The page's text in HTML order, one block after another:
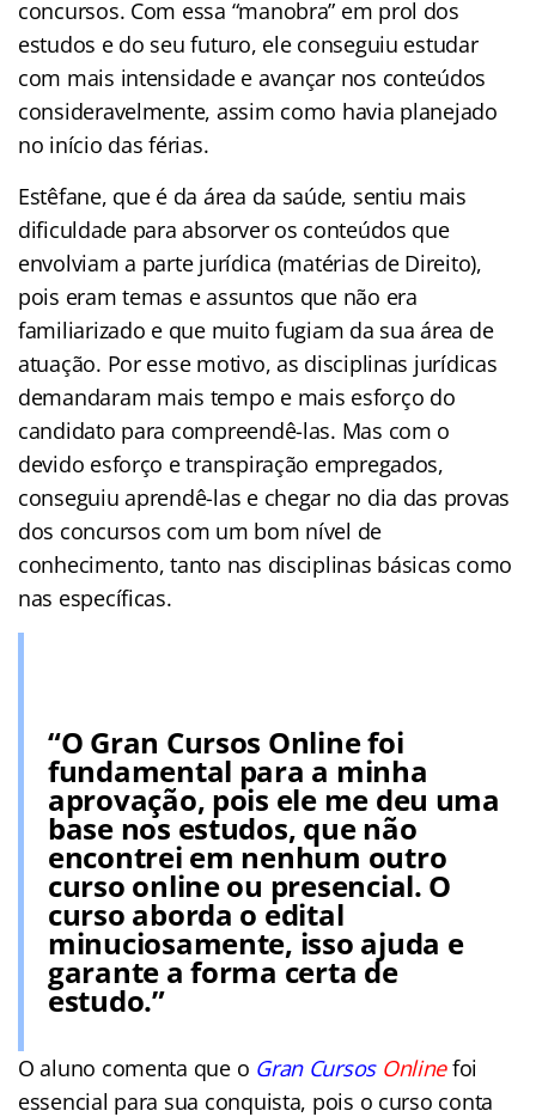
concursos. Com essa “manobra” em prol dos
estudos e do seu futuro, ele conseguiu estudar
com mais intensidade e avançar nos conteúdos
consideravelmente, assim como havia planejado
no início das férias.
Estêfane, que é da área da saúde, sentiu mais
dificuldade para absorver os conteúdos que
envolviam a parte jurídica (matérias de Direito),
pois eram temas e assuntos que não era
familiarizado e que muito fugiam da sua área de
atuação. Por esse motivo, as disciplinas jurídicas
demandaram mais tempo e mais esforço do
candidato para compreendê-las. Mas com o
devido esforço e transpiração empregados,
conseguiu aprendê-las e chegar no dia das provas
dos concursos com um bom nível de
conhecimento, tanto nas disciplinas básicas como
nas específicas.
“O Gran Cursos Online foi
fundamental para a minha
aprovação, pois ele me deu uma
base nos estudos, que não
encontrei em nenhum outro
curso online ou presencial. O
curso aborda o edital
minuciosamente, isso ajuda e
garante a forma certa de
estudo.”
O aluno comenta que o Gran Cursos Onlinefoi
essencial para sua conquista, pois o curso conta